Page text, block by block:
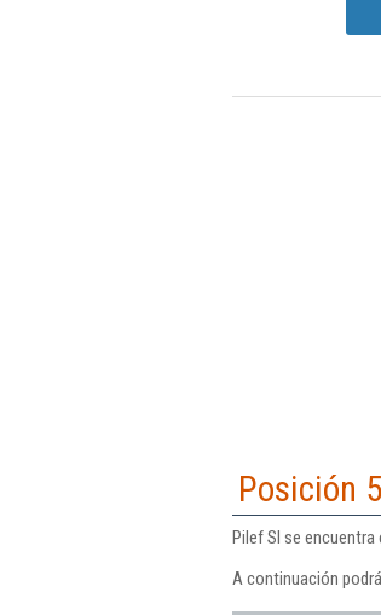
Posición
Pilef Sl se encuentra
A continuación